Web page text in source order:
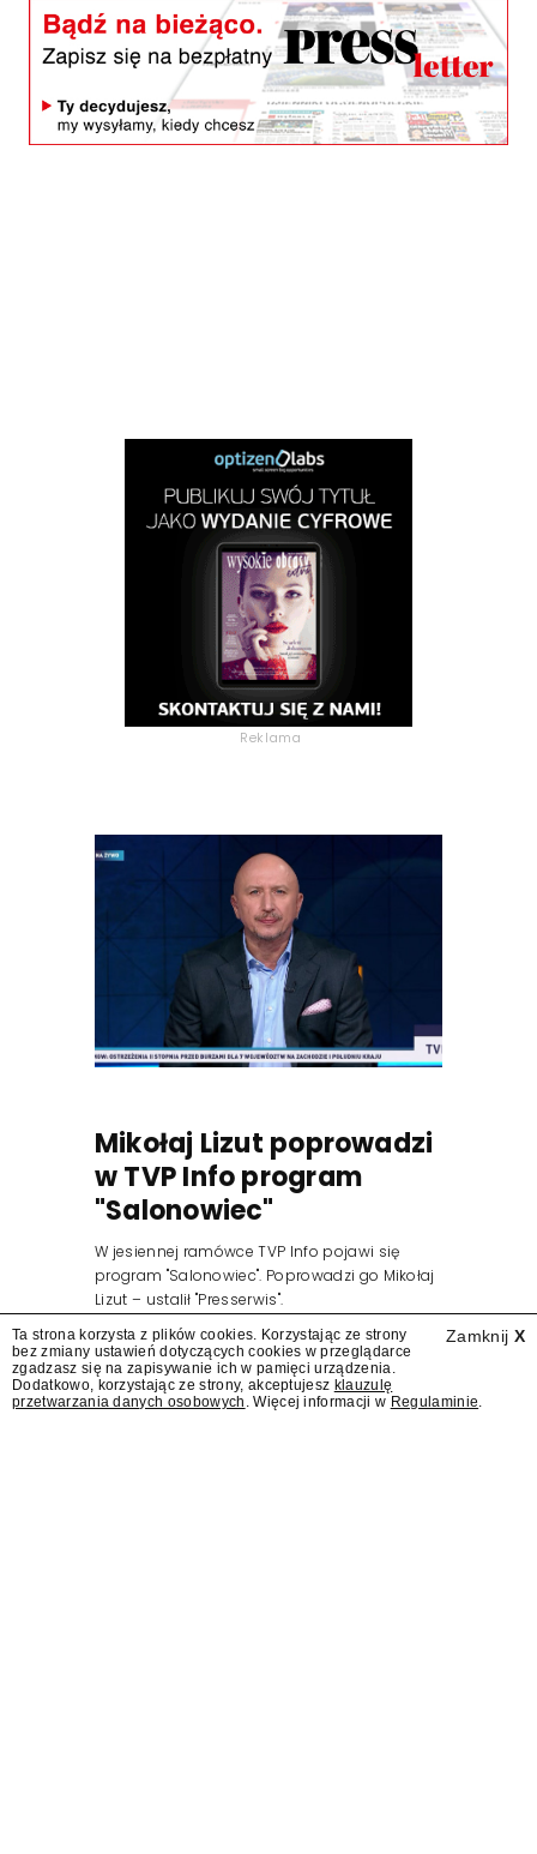
Reklama
Mikołaj Lizut poprowadzi
w TVP Info program
"Salonowiec"
W jesiennej ramówce TVP Info pojawi się
program "Salonowiec". Poprowadzi go Mikołaj
Lizut – ustalił "Presserwis".
Zamknij X
Ta strona korzysta z plików cookies. Korzystając ze strony
bez zmiany ustawień dotyczących cookies w przeglądarce
zgadzasz się na zapisywanie ich w pamięci urządzenia.
Dodatkowo, korzystając ze strony, akceptujesz klauzulę
przetwarzania danych osobowych . Więcej informacji w Regulaminie.